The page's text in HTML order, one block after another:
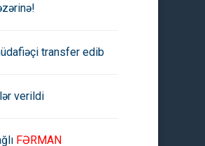
transfer edib
verildi
FƏRMAN